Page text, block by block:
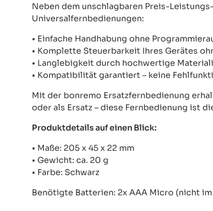
Neben dem unschlagbaren Preis-
Universalfernbedienungen:
• Einfache Handhabung ohne
• Komplette Steuerbarkeit Ihres Gerätes
• Langlebigkeit durch hochwertige
• Kompatibilität garantiert – keine
Mit der bonremo Ersatzfernbedienung
oder als Ersatz – diese Fernbedienung ist
Produktdetails auf einen Blick:
• Maße: 205 x 45 x 22 mm
• Gewicht: ca. 20 g
• Farbe: Schwarz
Benötigte Batterien: 2x AAA Micro (nicht